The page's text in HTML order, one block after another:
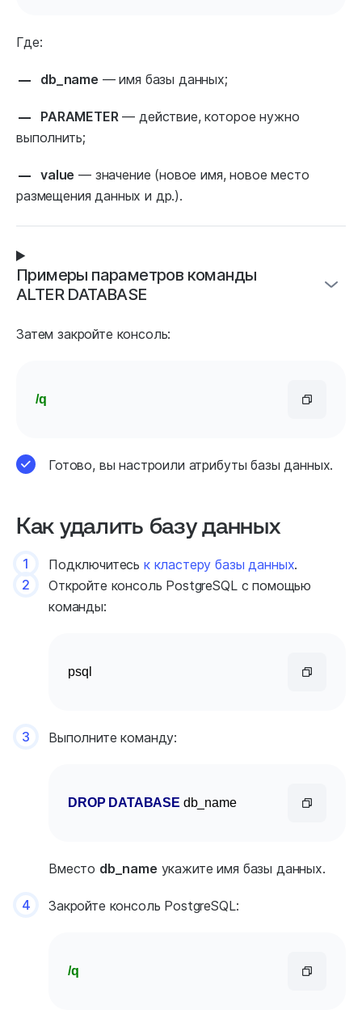
Где:
db_name — имя базы данных;
PARAMETER— действие, которое нужно
выполнить;
value — значение (новое имя, новое место
размещения данных и др.).
Примеры параметров команды
ALTER DATABASE
Затем закройте консоль:
/q
Готово, вы настроили атрибуты базы данных.
Как удалить базу данных
1 Подключитесь к кластеру базы данных.
2
Откройте консоль PostgreSQL с помощью
команды:
psql
3 Выполните команду:
DROP DATABASE db_name
Вместо db_name укажите имя базы данных.
4 Закройте консоль PostgreSQL:
/q